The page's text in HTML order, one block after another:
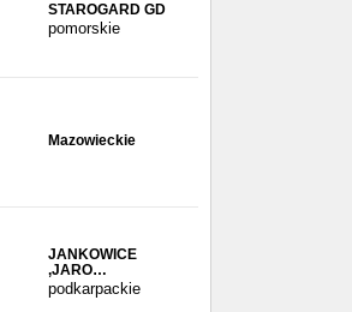
STAROGARD GD
pomorskie
Mazowieckie
JANKOWICE
,JARO…
podkarpackie